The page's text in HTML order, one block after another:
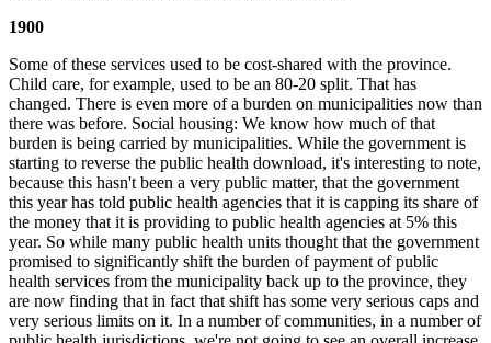
1900
Some of these services used to be cost-shared with the province.
Child care, for example, used to be an 80-20 split. That has
changed. There is even more of a burden on municipalities now than
there was before. Social housing: We know how much of that
burden is being carried by municipalities. While the government is
starting to reverse the public health download, it's interesting to note,
because this hasn't been a very public matter, that the government
this year has told public health agencies that it is capping its share of
the money that it is providing to public health agencies at 5% this
year. So while many public health units thought that the government
promised to significantly shift the burden of payment of public
health services from the municipality back up to the province, they
are now finding that in fact that shift has some very serious caps and
very serious limits on it. In a number of communities, in a number of